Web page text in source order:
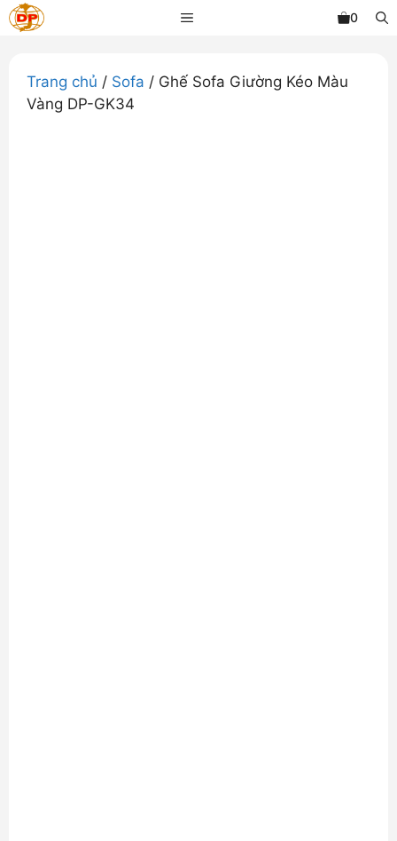
Chuyển
đến
dung
MENU 0
Trang chủ / Sofa / Ghế Sofa Giường Kéo Màu
Vàng DP-GK34